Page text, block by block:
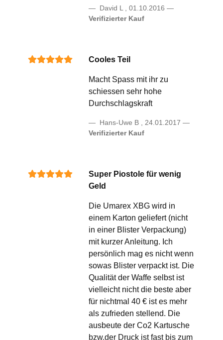
David L , 01.10.2016
Verifizierter Kauf
Cooles Teil
Macht Spass mit ihr zu
schiessen sehr hohe
Durchschlagskraft
Hans-Uwe B , 24.01.2017
Verifizierter Kauf
Super Piostole für wenig
Geld
Die Umarex XBG wird in
einem Karton geliefert (nicht
in einer Blister Verpackung)
mit kurzer Anleitung. Ich
persönlich mag es nicht wenn
sowas Blister verpackt ist. Die
Qualität der Waffe selbst ist
vielleicht nicht die beste aber
für nichtmal 40 € ist es mehr
als zufrieden stellend. Die
ausbeute der Co2 Kartusche
bzw.der Druck ist fast bis zum